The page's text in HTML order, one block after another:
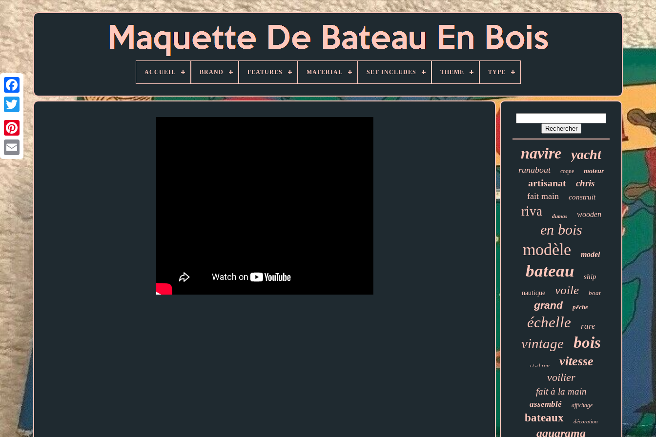
ACCUEIL BRAND FEATURES MATERIAL SET INCLUDES THEME TYPE
navire yacht
runabout coque moteur
artisanat chris
fait main construit
riva dumas wooden
en bois
modèle model
bateau ship
nautique voile boat
grand pêche
échelle rare
vintage bois
italien vitesse
voilier
fait à la main
assemblé affichage
bateaux décoration
aquarama